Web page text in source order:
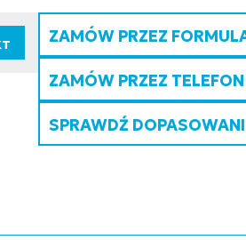
ZAMÓW PRZEZ
ZAMÓW PRZEZ TELEFON
SPRAWDŹ